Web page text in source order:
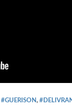
#GUERISON,